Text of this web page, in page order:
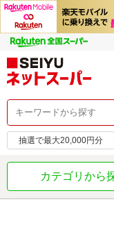
抽選で最大20,000円分
カテゴリから